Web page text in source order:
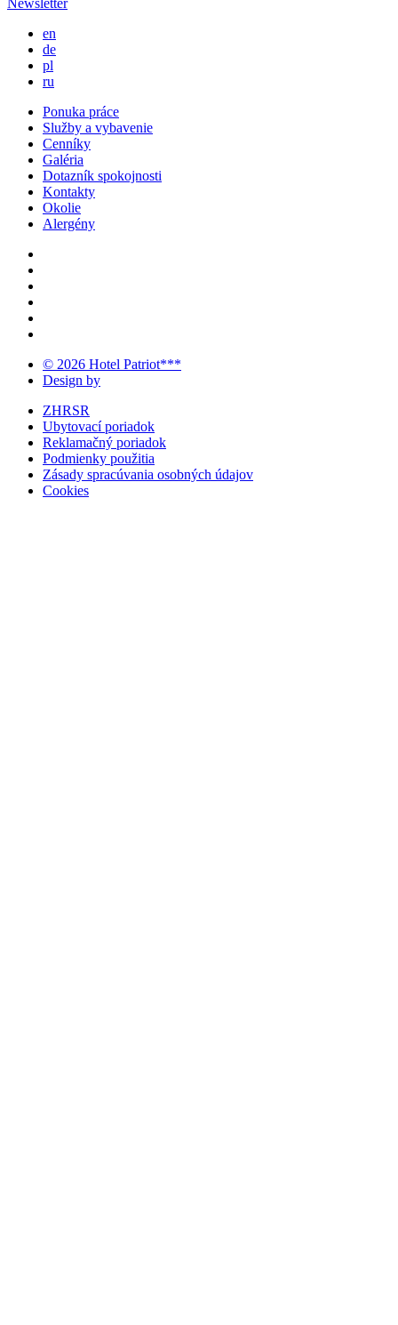
en
de
pl
ru
Ponuka práce
Služby a vybavenie
Cenníky
Galéria
Dotazník spokojnosti
Kontakty
Okolie
Alergény
© 2026 Hotel Patriot***
Design by
ZHRSR
Ubytovací poriadok
Reklamačný poriadok
Podmienky použitia
Zásady spracúvania osobných údajov
Cookies